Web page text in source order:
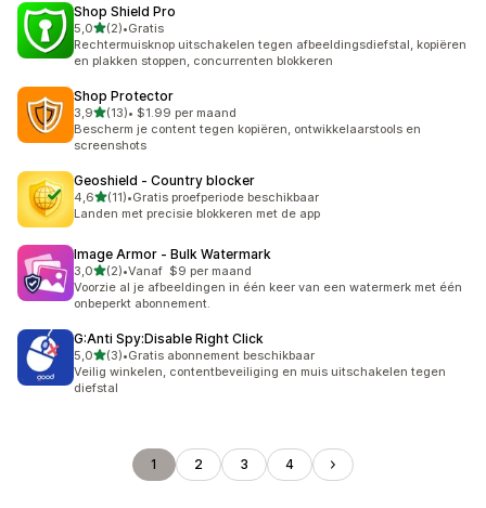
Shop Shield Pro
5,0van 5 sterren
(2)
2 recensies in totaal
•Gratis
Rechtermuisknop uitschakelen tegen afbeeldingsdiefstal, kopiëren
en plakken stoppen, concurrenten blokkeren
Shop Protector
3,9van 5 sterren
(13)
13 recensies in totaal
• $1.99 per maand
Bescherm je content tegen kopiëren, ontwikkelaarstools en
screenshots
Geoshield ‑ Country blocker
4,6van 5 sterren
(11)
11 recensies in totaal
•Gratis proefperiode beschikbaar
Landen met precisie blokkeren met de app
Image Armor ‑ Bulk Watermark
3,0van 5 sterren
(2)
2 recensies in totaal
•Vanaf $9 per maand
Voorzie al je afbeeldingen in één keer van een watermerk met één
onbeperkt abonnement.
G:Anti Spy:Disable Right Click
5,0van 5 sterren
(3)
3 recensies in totaal
•Gratis abonnement beschikbaar
Veilig winkelen, contentbeveiliging en muis uitschakelen tegen
diefstal
1 2 3 4